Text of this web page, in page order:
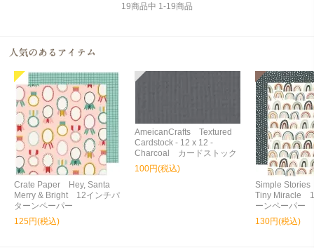
19商品中 1-19商品
Crate Paper Hey, Santa
Merry & Bright 12インチパ
ターンペーパー
125円(税込)
AmeicanCrafts Textured
Cardstock - 12 x 12 -
Charcoal カードストック
100円(税込)
Simple
Tiny Miracle
ーンペーパー
130円(税込)